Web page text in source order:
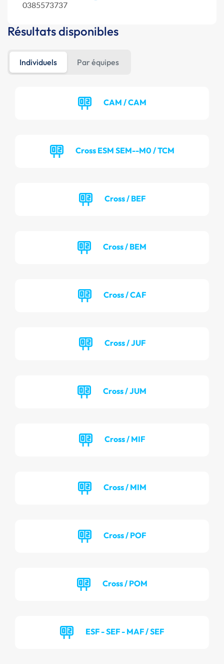
0385573737
Résultats disponibles
Individuels Par équipes
CAM / CAM
Cross ESM SEM--M0 / TCM
Cross / BEF
Cross / BEM
Cross / CAF
Cross / JUF
Cross / JUM
Cross / MIF
Cross / MIM
Cross / POF
Cross / POM
ESF - SEF - MAF / SEF